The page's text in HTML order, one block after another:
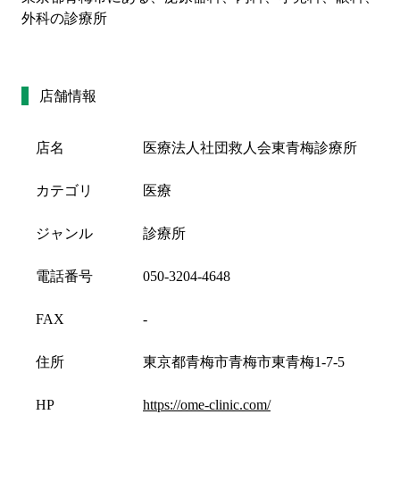
外科の診療所
店舗情報
店名 医療法人社団救人会東青梅診療所
カテゴリ 医療
ジャンル 診療所
電話番号 050-3204-4648
FAX -
住所 東京都青梅市青梅市東青梅1-7-5
HP https://ome-clinic.com/